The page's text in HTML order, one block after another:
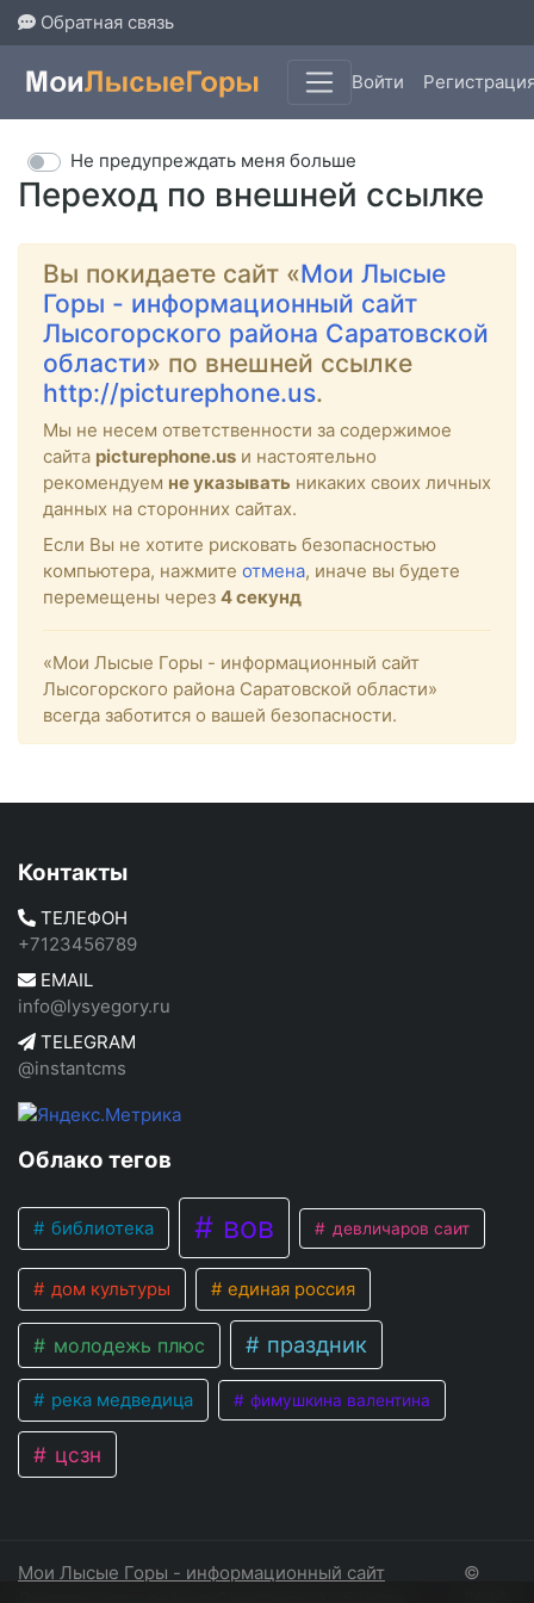
Обратная связь
Войти
Переход по внешней ссылке
Не предупреждать меня больше
Вы покидаете сайт «Мои Лысые
Горы - информационный сайт
Лысогорского района Саратовской
области» по внешней ссылке
http://picturephone.us.
Мы не несем ответственности за содержимое
сайта picturephone.us и настоятельно
рекомендуем не указывать никаких своих личных
данных на сторонних сайтах.
Если Вы не хотите рисковать безопасностью
компьютера, нажмите отмена, иначе вы будете
перемещены через 4секунд
«Мои Лысые Горы - информационный сайт
Лысогорского района Саратовской области»
всегда заботится о вашей безопасности.
Контакты
ТЕЛЕФОН
+7123456789
EMAIL
info@lysyegory.ru
TELEGRAM
@instantcms
Облако тегов
библиотека вов девличаров саит
дом культуры единая россия
молодежь плюс праздник
река медведица фимушкина валентина
цсзн
Мои Лысые Горы - информационный сайт
©